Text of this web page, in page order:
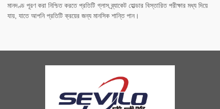
মানদণ্ড পূরণ করা নিশ্চিত করতে প্রতিটি গ্লাস ব্র্যাকেট হোল্ডার বিস্তারিত পরীক্ষার মধ্য দিয়ে
যায়, যাতে আপনি প্রতিটি ক্রয়ের জন্য মানসিক শান্তি পান।